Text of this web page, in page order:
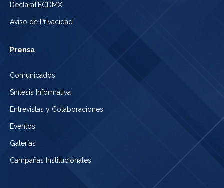
DeclaraTECDMX
Aviso de Privacidad
Prensa
Comunicados
Síntesis Informativa
Entrevistas y Colaboraciones
Eventos
Galerías
Campañas Institucionales